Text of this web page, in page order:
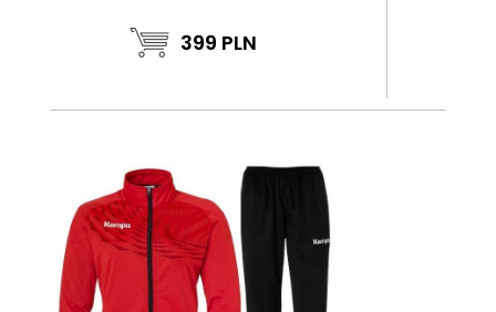
399 PLN